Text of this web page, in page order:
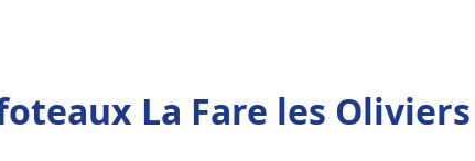
La Fare les Oliviers